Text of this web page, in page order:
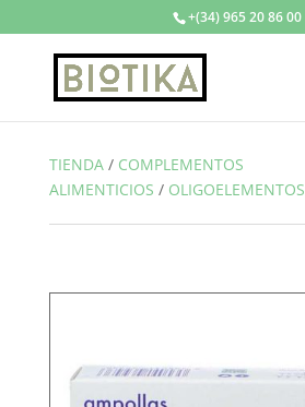
+(34) 965 20 86 00
TIENDA/ COMPLEMENTOS
ALIMENTICIOS / OLIGOELEMENTOS